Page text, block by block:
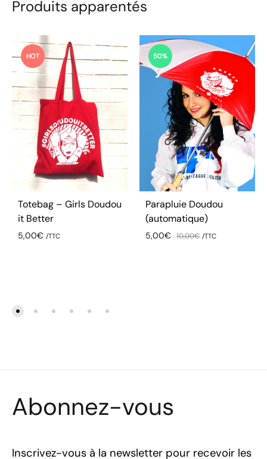
Produits apparentés
HOT
Totebag – Girls Doudou
it Better
5,00€ /TTC
50%
Parapluie Doudou
(automatique)
5,00€ 10,00€ /TTC
Abonnez-vous
Inscrivez-vous à la newsletter pour recevoir les